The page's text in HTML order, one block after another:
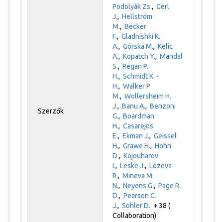
Szerzők
Podolyák Zs.,Gerl
J.,Hellström
M.,Becker
F.,Gladnishki K.
A.,Górska M.,Kelic
A.,Kopatch Y.,Mandal
S.,Regan P.
H.,Schmidt K. -
H.,Walker P
M.,Wollersheim H.
J.,Banu A.,Benzoni
G.,Boardman
H.,Casarejos
E.,Ekman J.,Geissel
H.,Grawe H.,Hohn
D.,Kojouharov
I.,Leske J.,Lozeva
R.,Mineva M.
N.,Neyens G.,Page R.
D.,Pearson C.
J.,Sohler D. + 38 (
Collaboration)